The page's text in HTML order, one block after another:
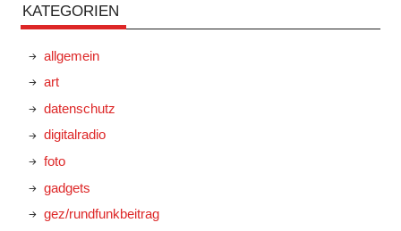
KATEGORIEN
allgemein
art
datenschutz
digitalradio
foto
gadgets
gez/rundfunkbeitrag